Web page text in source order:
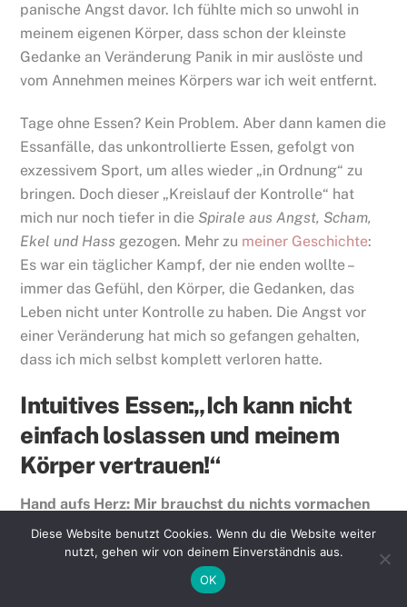
panische Angst davor. Ich fühlte mich so unwohl in
meinem eigenen Körper, dass schon der kleinste
Gedanke an Veränderung Panik in mir auslöste und
vom Annehmen meines Körpers war ich weit entfernt.
Tage ohne Essen? Kein Problem. Aber dann kamen die
Essanfälle, das unkontrollierte Essen, gefolgt von
exzessivem Sport, um alles wieder „in Ordnung“ zu
bringen. Doch dieser „Kreislauf der Kontrolle“ hat
mich nur noch tiefer in die Spirale aus Angst, Scham,
Ekel und Hass gezogen. Mehr zu meiner Geschichte:
Es war ein täglicher Kampf, der nie enden wollte –
immer das Gefühl, den Körper, die Gedanken, das
Leben nicht unter Kontrolle zu haben. Die Angst vor
einer Veränderung hat mich so gefangen gehalten,
dass ich mich selbst komplett verloren hatte.
Intuitives Essen:„Ich kann nicht
einfach loslassen und meinem
Körper vertrauen!“
Hand aufs Herz: Mir brauchst du nichts vormachen
oder mich anlügen. Weil ich ganz genau weiß, wie es
dir geht.
Ich habe mir auch tausend Szenarios in meinem Kopf
Diese Website benutzt Cookies. Wenn du die Website weiter
nutzt, gehen wir von deinem Einverständnis aus.
OK